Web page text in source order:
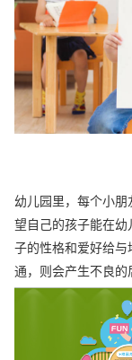
幼儿园里，每个小
望自己的孩子能在
子的性格和爱好给
通，则会产生不良的